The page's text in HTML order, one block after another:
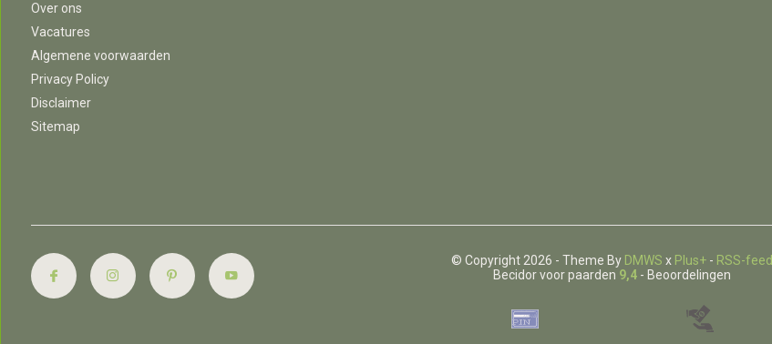
Over ons
Vacatures
Algemene voorwaarden
Privacy Policy
Disclaimer
Sitemap
© Copyright 2026 - Theme By DMWS x Plus+ - RSS-feed
Becidor voor paarden 9,4 - Beoordelingen